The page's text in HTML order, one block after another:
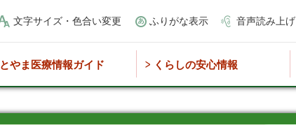
文字サイズ・色合い変更 ふりがな表示 音声読み上げ
とやま医療情報ガイド くらしの安心情報